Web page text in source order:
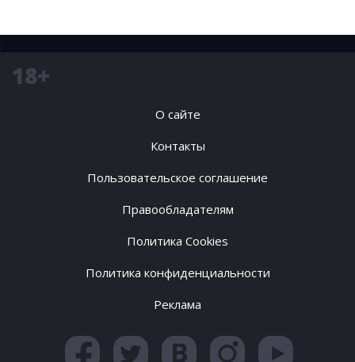
;
18+
О сайте
Контакты
Пользовательское соглашение
Правообладателям
Политика Cookies
Политика конфиденциальности
Реклама